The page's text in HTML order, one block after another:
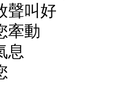
聲叫好
牽動
息